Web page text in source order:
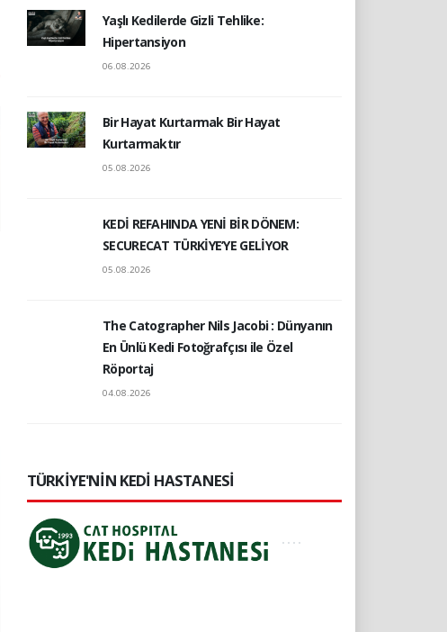
Yaşlı Kedilerde Gizli Tehlike:
Hipertansiyon
06.08.2026
Bir Hayat Kurtarmak Bir Hayat
Kurtarmaktır
05.08.2026
KEDİ REFAHINDA YENİ BİR DÖNEM:
SECURECAT TÜRKİYE’YE GELİYOR
05.08.2026
The Catographer Nils Jacobi : Dünyanın
En Ünlü Kedi Fotoğrafçısı ile Özel
Röportaj
04.08.2026
TÜRKİYE'NİN KEDİ HASTANESİ